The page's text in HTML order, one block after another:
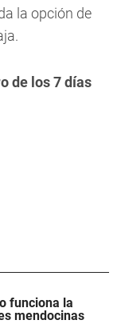
la opción de
de los 7 días
funciona la
mendocinas